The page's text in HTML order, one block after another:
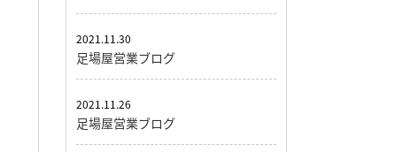
足場屋営業ブログ
2021.11.30
足場屋営業ブログ
2021.11.26